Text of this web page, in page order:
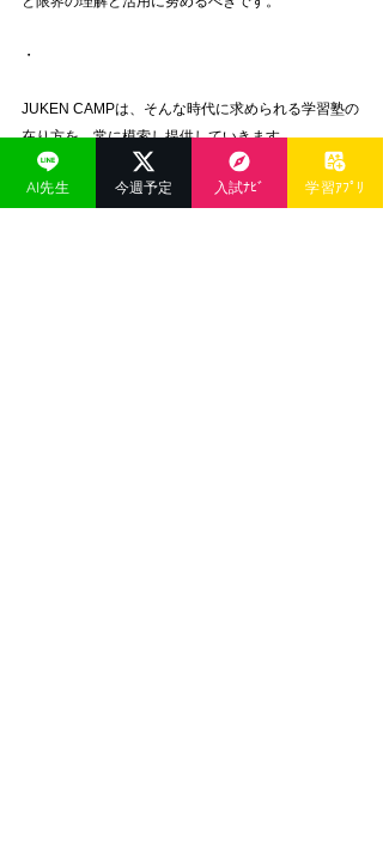
・
JUKEN CAMPは、そんな時代に求められる学習塾の
在り方を、常に模索し提供していきます。
AIリテラシーの重要性を見据え、私たちは未来の学
AI先生 今週予定 入試ﾅﾋﾞ 学習ｱﾌﾟﾘ